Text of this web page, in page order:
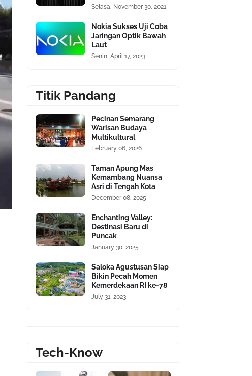
Selasa, November 30, 2021
Nokia Sukses Uji Coba
Jaringan Optik Bawah
Laut
Senin, April 17, 2023
Titik Pandang
Pecinan Semarang
Warisan Budaya
Multikultural
February 06, 2026
Taman Apung Mas
Kemambang Nuansa
Asri di Tengah Kota
December 08, 2025
Enchanting Valley:
Destinasi Baru di
Puncak
January 30, 2025
Saloka Agustusan Siap
Bikin Pecah Momen
Kemerdekaan RI ke-78
July 31, 2023
Tech-Know